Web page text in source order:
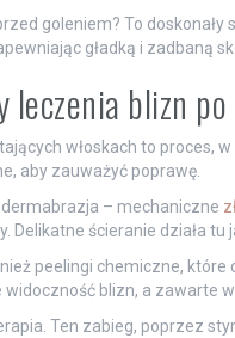
goleniem? To
gładką i zadbaną
leczenia blizn
włoskach to proces,
aby zauważyć poprawę.
– mechaniczne
Delikatne ścieranie działa tu
peelingi chemiczne, które
widoczność blizn, a zawarte
Ten zabieg, poprzez